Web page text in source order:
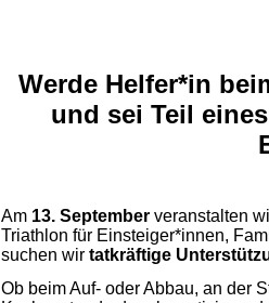
Werde Helfer*in
und sei Teil
Am 13. September veranstalten
Triathlon für Einsteiger*innen,
suchen wir tatkräftige
Ob beim Auf- oder Abbau, an der